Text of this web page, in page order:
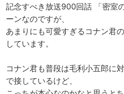
記念すべき放送900回話 「密室
ーンなのですが、
あまりにも可愛すぎるコナン君
しています。
コナン君も普段は毛利小五郎に
で接しているけど、